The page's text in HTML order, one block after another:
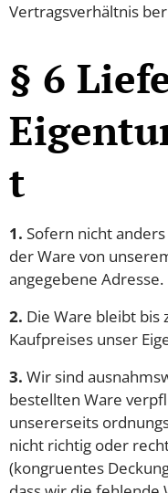
Vertragsverhältnis
§ 6
t
1. Sofern nicht
der Ware von
angegebene Adresse.
2. Die Ware bleibt bis
Kaufpreises unser
3. Wir sind
bestellten Ware
unsererseits
nicht richtig oder
(kongruentes